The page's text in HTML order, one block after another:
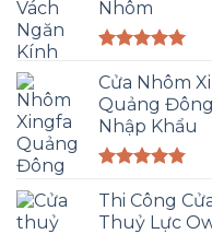
Nhôm
hạng5.00
5 sao
Cửa Nhôm
Quảng
Nhập Khẩu
hạng4.83
5 sao
Thi Công
Thuỷ Lực